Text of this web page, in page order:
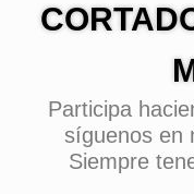
Participa
síguenos en
Siempre